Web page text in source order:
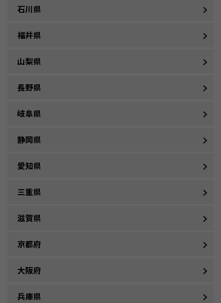
石川県
福井県
山梨県
長野県
岐阜県
静岡県
愛知県
三重県
滋賀県
京都府
大阪府
兵庫県